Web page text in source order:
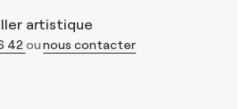
artistique
42 ounous contacter